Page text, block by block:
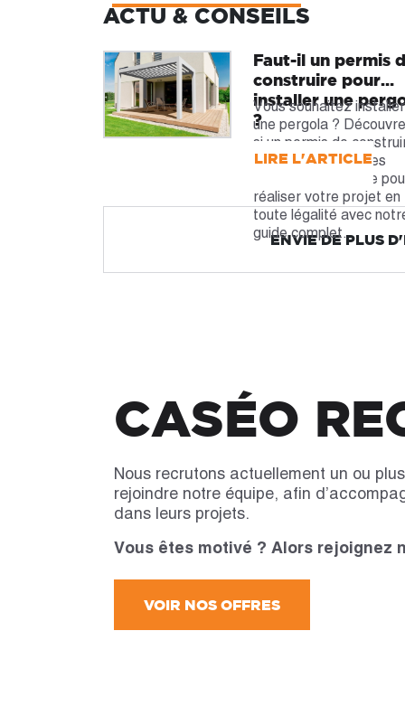
ACTU & CONSEILS
Faut-il un permis
construire pour
installer une
?
Vous souhaitez installer
une pergola ?
si un permis de
est nécessaire et les
démarches à suivre
réaliser votre projet en
toute légalité avec
guide complet.
LIRE L'ARTICLE
ENVIE DE PLUS
CASÉO
Nous recrutons actuellement un ou
rejoindre notre équipe, afin
dans leurs projets.
Vous êtes motivé ? Alors rejoignez
VOIR NOS OFFRES